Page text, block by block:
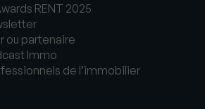
RENT 2025
ou partenaire
Immo
de l’immobilier